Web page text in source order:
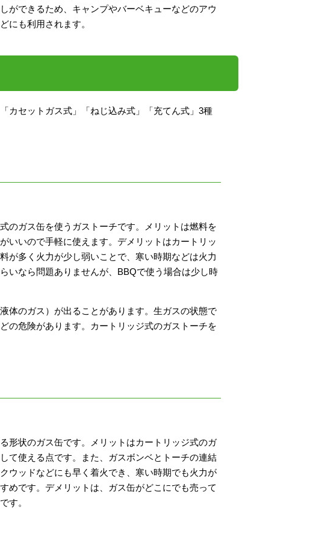
ができるため、キャンプやバーベキューなどのアウ
も利用されます。
カセットガス式」「ねじ込み式」「充てん式」3種
のガス缶を使うガストーチです。メリットは燃料を
いいので手軽に使えます。デメリットはカートリッ
が多く火力が少し弱いことで、寒い時期などは火力
いなら問題ありませんが、BBQで使う場合は少し時
体のガス）が出ることがあります。生ガスの状態で
の危険があります。カートリッジ式のガストーチを
形状のガス缶です。メリットはカートリッジ式のガ
て使える点です。また、ガスボンベとトーチの連結
ウッドなどにも早く着火でき、寒い時期でも火力が
めです。デメリットは、ガス缶がどこにでも売って
す。